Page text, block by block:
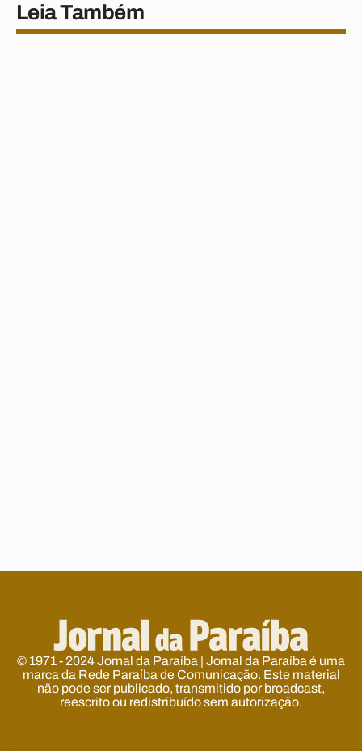
Leia Também
© 1971 - 2024 Jornal da Paraíba | Jornal da Paraíba é uma
marca da Rede Paraíba de Comunicação. Este material
não pode ser publicado, transmitido por broadcast,
reescrito ou redistribuído sem autorização.